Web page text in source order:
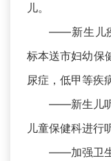
儿。
——新生儿
标本送市妇幼保
尿症，低甲等疾
——新生儿
儿童保健科进行
——加强卫